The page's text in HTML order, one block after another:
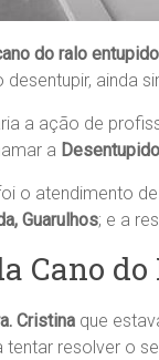
do ralo entupido
desentupir, ainda
a ação de
a
o atendimento de
Guarulhos; e a
Cano do
Cristina que
resolver o